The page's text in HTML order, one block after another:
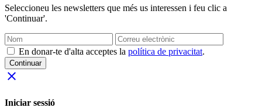
Seleccioneu les newsletters que més us interessen i feu clic a
'Continuar'.
En donar-te d'alta acceptes la política de privacitat.
Continuar
close
Iniciar sessió